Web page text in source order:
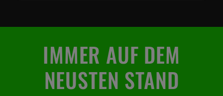
IMMER AUF DEM
NEUSTEN STAND